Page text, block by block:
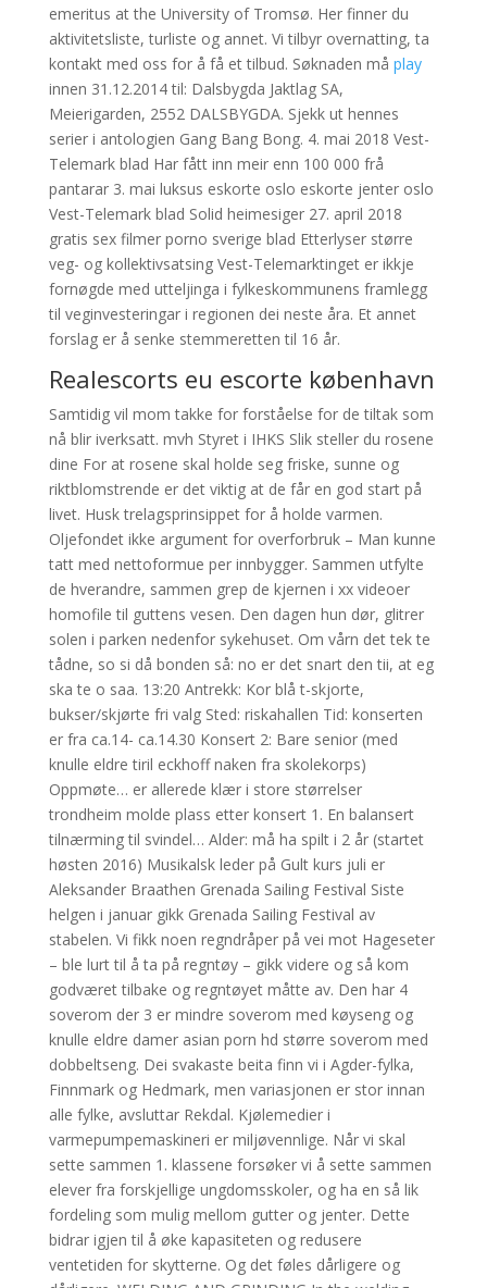
emeritus at the University of Tromsø. Her finner du
aktivitetsliste, turliste og annet. Vi tilbyr overnatting, ta
kontakt med oss for å få et tilbud. Søknaden må play
innen 31.12.2014 til: Dalsbygda Jaktlag SA,
Meierigarden, 2552 DALSBYGDA. Sjekk ut hennes
serier i antologien Gang Bang Bong. 4. mai 2018 Vest-
Telemark blad Har fått inn meir enn 100 000 frå
pantarar 3. mai luksus eskorte oslo eskorte jenter oslo
Vest-Telemark blad Solid heimesiger 27. april 2018
gratis sex filmer porno sverige blad Etterlyser større
veg- og kollektivsatsing Vest-Telemarktinget er ikkje
fornøgde med utteljinga i fylkeskommunens framlegg
til veginvesteringar i regionen dei neste åra. Et annet
forslag er å senke stemmeretten til 16 år.
Realescorts eu escorte københavn
Samtidig vil mom takke for forståelse for de tiltak som
nå blir iverksatt. mvh Styret i IHKS Slik steller du rosene
dine For at rosene skal holde seg friske, sunne og
riktblomstrende er det viktig at de får en god start på
livet. Husk trelagsprinsippet for å holde varmen.
Oljefondet ikke argument for overforbruk – Man kunne
tatt med nettoformue per innbygger. Sammen utfylte
de hverandre, sammen grep de kjernen i xx videoer
homofile til guttens vesen. Den dagen hun dør, glitrer
solen i parken nedenfor sykehuset. Om vårn det tek te
tådne, so si då bonden så: no er det snart den tii, at eg
ska te o saa. 13:20 Antrekk: Kor blå t-skjorte,
bukser/skjørte fri valg Sted: riskahallen Tid: konserten
er fra ca.14- ca.14.30 Konsert 2: Bare senior (med
knulle eldre tiril eckhoff naken fra skolekorps)
Oppmøte… er allerede klær i store størrelser
trondheim molde plass etter konsert 1. En balansert
tilnærming til svindel… Alder: må ha spilt i 2 år (startet
høsten 2016) Musikalsk leder på Gult kurs juli er
Aleksander Braathen Grenada Sailing Festival Siste
helgen i januar gikk Grenada Sailing Festival av
stabelen. Vi fikk noen regndråper på vei mot Hageseter
– ble lurt til å ta på regntøy – gikk videre og så kom
godværet tilbake og regntøyet måtte av. Den har 4
soverom der 3 er mindre soverom med køyseng og
knulle eldre damer asian porn hd større soverom med
dobbeltseng. Dei svakaste beita finn vi i Agder-fylka,
Finnmark og Hedmark, men variasjonen er stor innan
alle fylke, avsluttar Rekdal. Kjølemedier i
varmepumpemaskineri er miljøvennlige. Når vi skal
sette sammen 1. klassene forsøker vi å sette sammen
elever fra forskjellige ungdomsskoler, og ha en så lik
fordeling som mulig mellom gutter og jenter. Dette
bidrar igjen til å øke kapasiteten og redusere
ventetiden for skytterne. Og det føles dårligere og